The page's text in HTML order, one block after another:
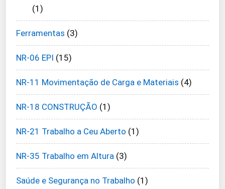
(1)
Ferramentas (3)
NR-06 EPI (15)
NR-11 Movimentação de Carga e Materiais (4)
NR-18 CONSTRUÇÃO (1)
NR-21 Trabalho a Ceu Aberto (1)
NR-35 Trabalho em Altura (3)
Saúde e Segurança no Trabalho (1)